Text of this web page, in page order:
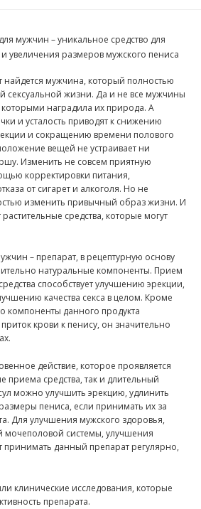
мужчин – уникальное средство для
увеличения размеров мужского пениса
найдется мужчина, который полностью
сексуальной жизни. Да и не все мужчины
наградила их природа. А
и усталость приводят к снижению
и сокращению времени полового
вещей не устраивает ни
Изменить не совсем приятную
корректировки питания,
от сигарет и алкоголя. Но не
изменить привычный образ жизни. И
средства, которые могут
– препарат, в рецептурную основу
натуральные компоненты. Прием
способствует улучшению эрекции,
качества секса в целом. Кроме
компоненты данного продукта
крови к пенису, он значительно
действие, которое проявляется
приема средства, так и длительный
можно улучшить эрекцию, удлинить
пениса, если принимать их за
Для улучшения мужского здоровья,
мочеполовой системы, улучшения
принимать данный препарат регулярно,
клинические исследования, которые
препарата.